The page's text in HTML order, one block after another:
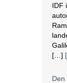
IDF
[…]
Den